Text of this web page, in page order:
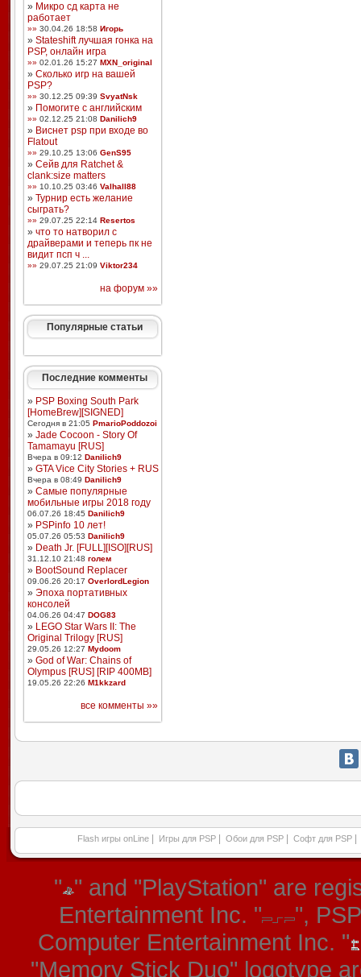
» Микро сд карта не
работает
»» 30.04.26 18:58 Игорь
» Stateshift лучшая гонка на
PSP, онлайн игра
»» 02.01.26 15:27 MXN_original
» Сколько игр на вашей
PSP?
»» 30.12.25 09:39 SvyatNsk
» Помогите с английским
»» 02.12.25 21:08 Danilich9
» Виснет psp при входе во
Flatout
»» 29.10.25 13:06 GenS95
» Сейв для Ratchet &
clank:size matters
»» 10.10.25 03:46 Valhall88
» Турнир есть желание
сыграть?
»» 29.07.25 22:14 Resertos
» что то натворил с
драйверами и теперь пк не
видит псп ч ...
»» 29.07.25 21:09 Viktor234
на форум »»
Популярные статьи
Последние комменты
» PSP Boxing South Park
[HomeBrew][SIGNED]
Сегодня в 21:05 PmarioPoddozoi
» Jade Cocoon - Story Of
Tamamayu [RUS]
Вчера в 09:12 Danilich9
» GTA Vice City Stories + RUS
Вчера в 08:49 Danilich9
» Самые популярные
мобильные игры 2018 году
06.07.26 18:45 Danilich9
» PSPinfo 10 лет!
05.07.26 05:53 Danilich9
» Death Jr. [FULL][ISO][RUS]
31.12.10 21:48 голем
» BootSound Replacer
09.06.26 20:17 OverlordLegion
» Эпоха портативных
консолей
04.06.26 04:47 DOG83
» LEGO Star Wars II: The
Original Trilogy [RUS]
29.05.26 12:27 Mydoom
» God of War: Chains of
Olympus [RUS] [RIP 400MB]
19.05.26 22:26 M1kkzard
все комменты »»
Flash игры onLine Игры для PSP Обои для PSP Софт для PSP
" " and "PlayStation" are
Entertainment Inc. "
",
Computer Entertainment Inc. "
"Memory Stick Duo" logotype